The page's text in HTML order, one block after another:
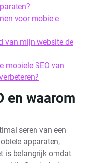
voor mobiele
van mijn website de
mobiele SEO van
en waarom
van een
apparaten,
is belangrijk omdat